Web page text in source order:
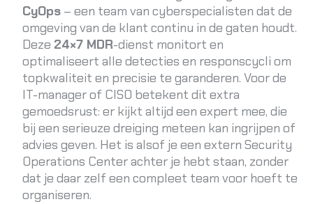
CyOps – een team van cyberspecialisten dat de
omgeving van de klant continu in de gaten houdt.
Deze 24×7 MDR-dienst monitort en
optimaliseert alle detecties en responscycli om
topkwaliteit en precisie te garanderen. Voor de
IT-manager of CISO betekent dit extra
gemoedsrust: er kijkt altijd een expert mee, die
bij een serieuze dreiging meteen kan ingrijpen of
advies geven. Het is alsof je een extern Security
Operations Center achter je hebt staan, zonder
dat je daar zelf een compleet team voor hoeft te
organiseren.